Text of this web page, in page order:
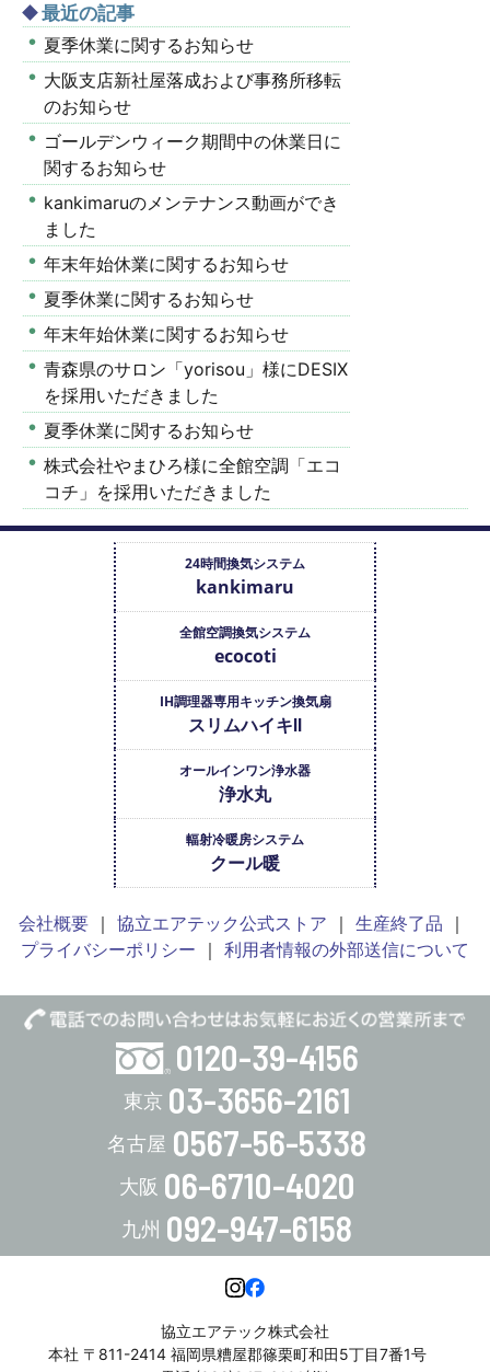
最近の記事
夏季休業に関するお知らせ
大阪支店新社屋落成および事務所移転
のお知らせ
ゴールデンウィーク期間中の休業日に
関するお知らせ
kankimaruのメンテナンス動画ができ
ました
年末年始休業に関するお知らせ
夏季休業に関するお知らせ
年末年始休業に関するお知らせ
青森県のサロン「yorisou」様にDESIX
を採用いただきました
夏季休業に関するお知らせ
株式会社やまひろ様に全館空調「エコ
コチ」を採用いただきました
24時間換気システム
kankimaru
全館空調換気システム
ecocoti
IH調理器専用キッチン換気扇
スリムハイキⅡ
オールインワン浄水器
浄水丸
輻射冷暖房システム
クール暖
会社概要 協立エアテック公式ストア
生産終了品
プライバシーポリシー
利用者情報の外部送信について
0120-39-4156
03-3656-2161
0567-56-5338
06-6710-4020
092-947-6158
協立エアテック株式会社
本社 〒811-2414 福岡県糟屋郡篠栗町和田5丁目7番1号